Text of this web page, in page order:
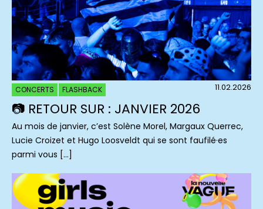
CONCERTS FLASHBACK 11.02.2026
📷 RETOUR SUR : JANVIER 2026
Au mois de janvier, c’est Solène Morel, Margaux Querrec,
Lucie Croizet et Hugo Loosveldt qui se sont faufilé·es
parmi vous […]